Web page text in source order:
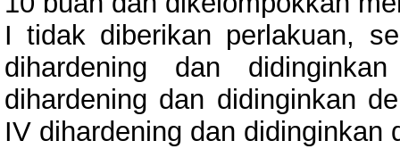
I tidak diberikan perlakuan,
dihardening dan
dihardening dan didinginkan
IV dihardening dan didinginkan